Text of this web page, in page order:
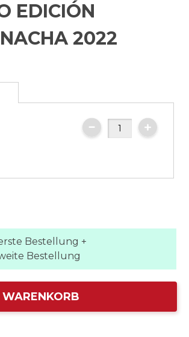
EDICIÓN
2022
Bestellung +
Bestellung
WARENKORB